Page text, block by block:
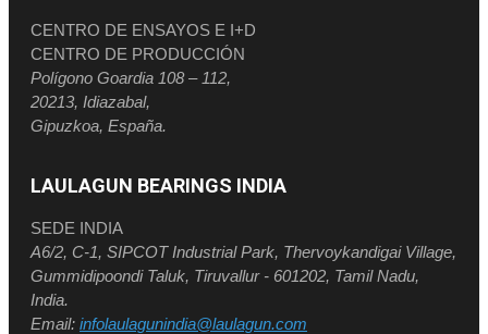
CENTRO DE ENSAYOS E I+D
CENTRO DE PRODUCCIÓN
Polígono Goardia 108 – 112,
20213, Idiazabal,
Gipuzkoa, España.
LAULAGUN BEARINGS INDIA
SEDE INDIA
A6/2, C-1, SIPCOT Industrial Park, Thervoykandigai Village,
Gummidipoondi Taluk, Tiruvallur - 601202, Tamil Nadu,
India.
Email: infolaulagunindia@laulagun.com